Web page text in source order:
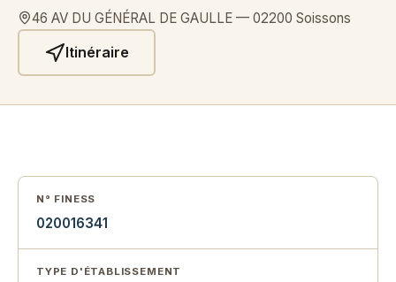
46 AV DU GÉNÉRAL DE GAULLE — 02200 Soissons
Itinéraire
N° FINESS
020016341
TYPE D'ÉTABLISSEMENT